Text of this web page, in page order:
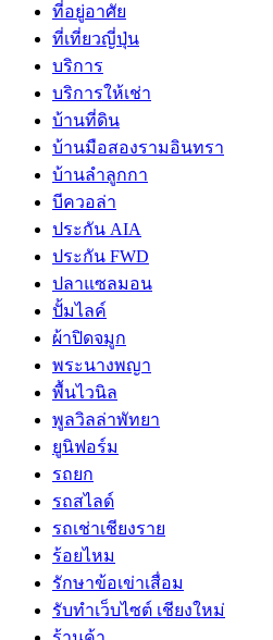
ที่อยู่อาศัย
ที่เที่ยวญี่ปุ่น
บริการ
บริการให้เช่า
บ้านที่ดิน
บ้านมือสองรามอินทรา
บ้านลำลูกกา
บีควอล่า
ประกัน AIA
ประกัน FWD
ปลาแซลมอน
ปั้มไลค์
ผ้าปิดจมูก
พระนางพญา
พื้นไวนิล
พูลวิลล่าพัทยา
ยูนิฟอร์ม
รถยก
รถสไลด์
รถเช่าเชียงราย
ร้อยไหม
รักษาข้อเข่าเสื่อม
รับทำเว็บไซต์ เชียงใหม่